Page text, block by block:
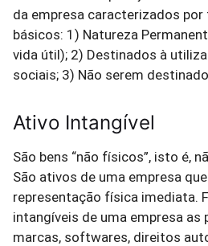
da empresa caracterizados
básicos: 1) Natureza
vida útil); 2) Destinados à
sociais; 3) Não serem
Ativo Intangível
São bens “não físicos”, isto é,
São ativos de uma empresa
representação física imediata.
intangíveis de uma empresa as
marcas, softwares, direitos